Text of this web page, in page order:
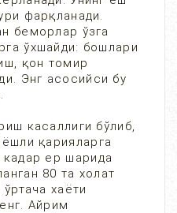
фарқланади.
беморлар ўзга
ўхшайди: бошлари
қон томир
Энг асосийси бу
касаллиги бўлиб,
қарияларга
кадар ер шарида
80 та холат
хаёти
Айрим